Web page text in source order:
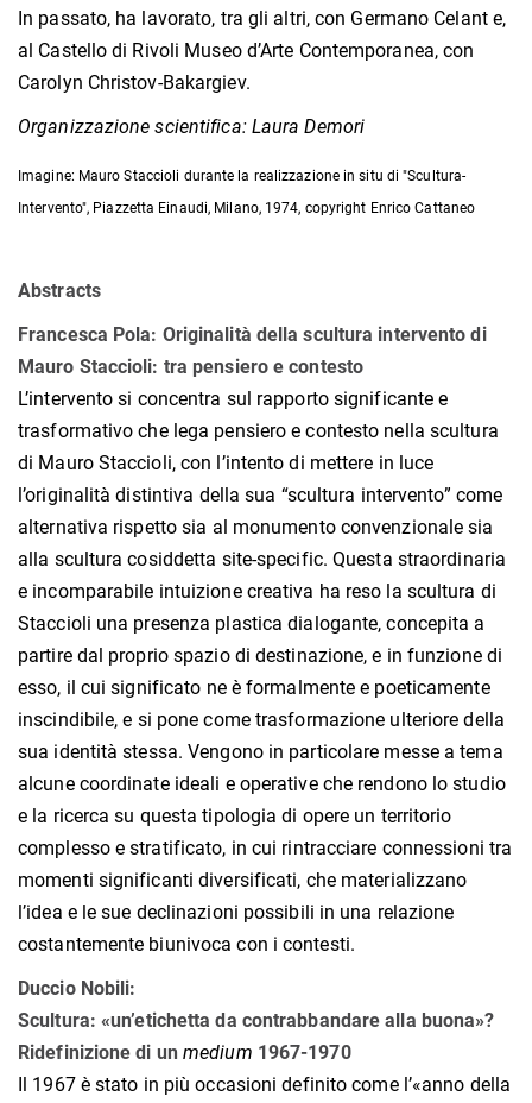
In passato, ha lavorato, tra gli altri, con Germano Celant e,
al Castello di Rivoli Museo d’Arte Contemporanea, con
Carolyn Christov-Bakargiev.
Organizzazione scientifica: Laura Demori
Imagine: Mauro Staccioli durante la realizzazione in situ di "Scultura-
Intervento", Piazzetta Einaudi, Milano, 1974, copyright Enrico Cattaneo
Abstracts
Francesca Pola: Originalità della scultura intervento di
Mauro Staccioli: tra pensiero e contesto
L’intervento si concentra sul rapporto significante e
trasformativo che lega pensiero e contesto nella scultura
di Mauro Staccioli, con l’intento di mettere in luce
l’originalità distintiva della sua “scultura intervento” come
alternativa rispetto sia al monumento convenzionale sia
alla scultura cosiddetta site-specific. Questa straordinaria
e incomparabile intuizione creativa ha reso la scultura di
Staccioli una presenza plastica dialogante, concepita a
partire dal proprio spazio di destinazione, e in funzione di
esso, il cui significato ne è formalmente e poeticamente
inscindibile, e si pone come trasformazione ulteriore della
sua identità stessa. Vengono in particolare messe a tema
alcune coordinate ideali e operative che rendono lo studio
e la ricerca su questa tipologia di opere un territorio
complesso e stratificato, in cui rintracciare connessioni tra
momenti significanti diversificati, che materializzano
l’idea e le sue declinazioni possibili in una relazione
costantemente biunivoca con i contesti.
Duccio Nobili:
Scultura: «un’etichetta da contrabbandare alla buona»?
Ridefinizione di un medium 1967-1970
Il 1967 è stato in più occasioni definito come l’«anno della